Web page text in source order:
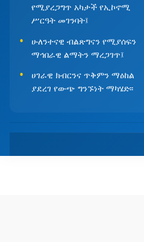
የሚያረጋግጥ አካታች የኢኮኖሚ
ሥርዓት መገንባት፤
ሁለንተናዊ ብልጽግናን የሚያሰፍን
ማኅበራዊ ልማትን ማረጋገጥ፤
ሀገራዊ ክብርንና ጥቅምን ማዕከል
ያደረገ የውጭ ግንኙነት ማካሄድ፡፡